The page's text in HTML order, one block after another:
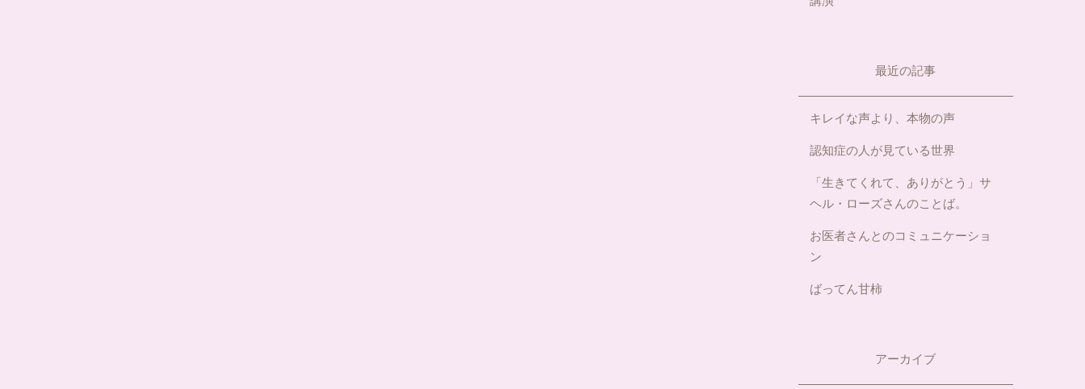
最近の記事
キレイな声より、本物の声
認知症の人が見ている世界
「生きてくれて、ありがとう」サ
ヘル・ローズさんのことば。
お医者さんとのコミュニケーショ
ン
ばってん甘柿
アーカイブ